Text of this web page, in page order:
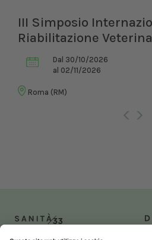
III Simposio
Riabilitazione
Dal 30/10/2026
al 02/11/2026
Roma (RM)